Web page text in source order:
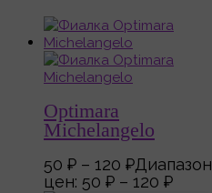
Optimara
Michelangelo
50 ₽ – 120 ₽Диапазон
цен: 50 ₽ – 120 ₽